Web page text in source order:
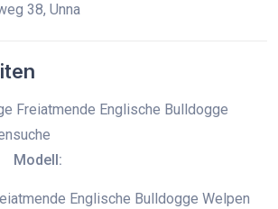
38, Unna
Freiatmende Englische Bulldogge
Modell:
Englische Bulldogge Welpen